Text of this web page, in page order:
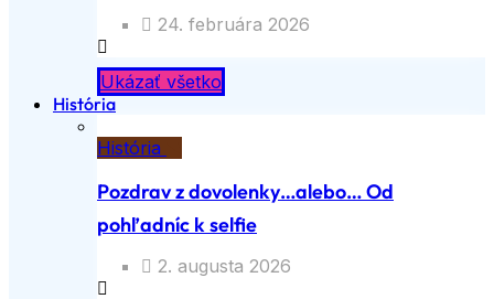
24. februára 2026
Ukázať všetko
História
História
Pozdrav z dovolenky…alebo… Od
pohľadníc k selfie
2. augusta 2026